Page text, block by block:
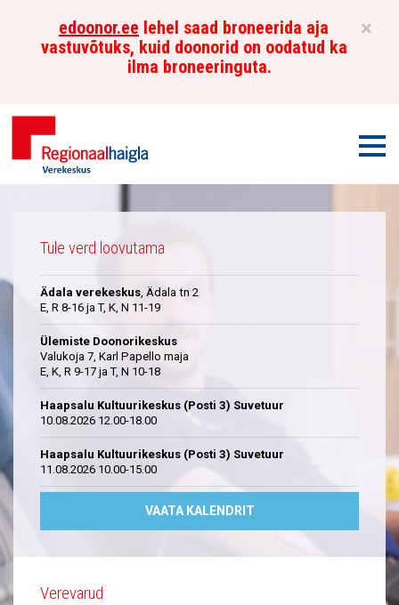
×
edoonor.ee lehel saad broneerida aja
vastuvõtuks, kuid doonorid on oodatud ka
ilma broneeringuta.
Eesti
Regionaalhaigla
Verekeskus
Tule verd loovutama
Ädala verekeskus , Ädala tn 2
E, R 8-16 ja T, K, N 11-19
Ülemiste Doonorikeskus
Valukoja 7, Karl Papello maja
E, K, R 9-17 ja T, N 10-18
Haapsalu Kultuurikeskus (Posti 3) Suvetuur
10.08.2026 12.00-18.00
Haapsalu Kultuurikeskus (Posti 3) Suvetuur
11.08.2026 10.00-15.00
VAATA KALENDRIT
Verevarud